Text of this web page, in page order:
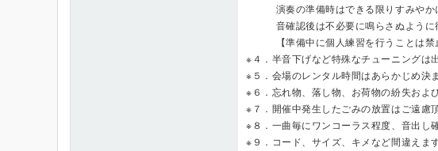
演奏の準備時はできる限りすみやかに
音確認後は不必要に鳴らさぬように待
【準備中に個人練習を行うことは禁止
※４．半音下げなど特殊なチューニングは
※５．会場のレンタル時間はあらかじめ決
※６．忘れ物、落し物、お荷物の紛失およ
※７．開催中発生したごみの放置はご遠慮
※８．一曲毎にワンコーラス程度、音出し
※９．コード、サイズ、キメなど間違えま